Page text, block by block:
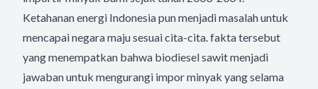
Ketahanan energi Indonesia pun menjadi masalah untuk
mencapai negara maju sesuai cita-cita. fakta tersebut
yang menempatkan bahwa biodiesel sawit menjadi
jawaban untuk mengurangi impor minyak yang selama